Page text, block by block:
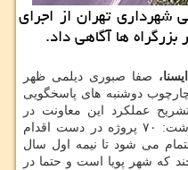
شهرداری تهران از اجرای
ها آگاهی داد.
صفا صبوری دیلمی ظهر
دوشنبه های پاسخگویی
عملكرد این معاونت در
حوزه فنی و عمرانی شهر اظهار داشت: ۷۰ پروژه در دست اقدام
می شود تا نیمه اول سال
هرچند كه شهر پویا است و حتما در